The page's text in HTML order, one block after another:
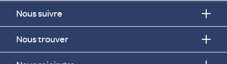
Nous suivre
Nous trouver